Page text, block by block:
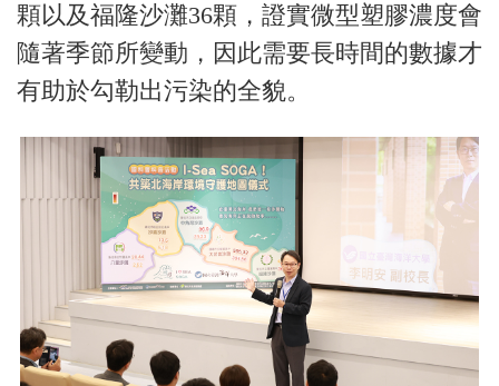
顆以及福隆沙灘36顆，證實微型塑膠濃度會
隨著季節所變動，因此需要長時間的數據才
有助於勾勒出污染的全貌。